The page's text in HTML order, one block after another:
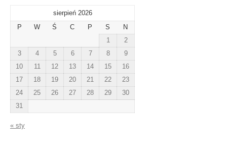
sierpień 2026
P
W Ś C P S
N
1
2
3
4 5 6 7 8
9
10
11 12 13 14 15
16
17
18 19 20 21 22
23
24
25 26 27 28 29
30
31
« sty